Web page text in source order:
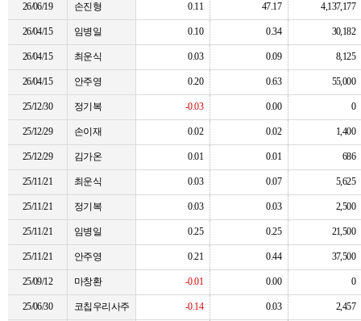
26/06/19 손진형 0.11 47.17 4,137,177
26/04/15 임병일 0.10 0.34 30,182
26/04/15 최운식 0.03 0.09 8,125
26/04/15 안주영 0.20 0.63 55,000
25/12/30 정기복 -0.03 0.00 0
25/12/29 손이재 0.02 0.02 1,400
25/12/29 김가온 0.01 0.01 686
25/11/21 최운식 0.03 0.07 5,625
25/11/21 정기복 0.03 0.03 2,500
25/11/21 임병일 0.25 0.25 21,500
25/11/21 안주영 0.21 0.44 37,500
25/09/12 마창환 -0.01 0.00 0
25/06/30 코칩우리사주 -0.14 0.03 2,457